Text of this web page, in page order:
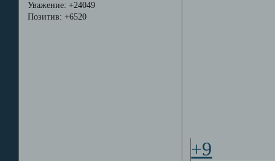
Уважение: +24049
Позитив: +6520
+9